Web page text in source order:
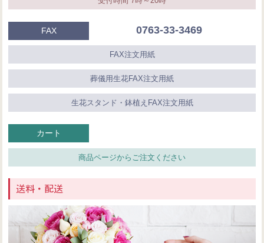
FAX 0763-33-3469
FAX注文用紙
葬儀用生花FAX注文用紙
生花スタンド・鉢植えFAX注文用紙
カート
商品ページからご注文ください
送料・配送